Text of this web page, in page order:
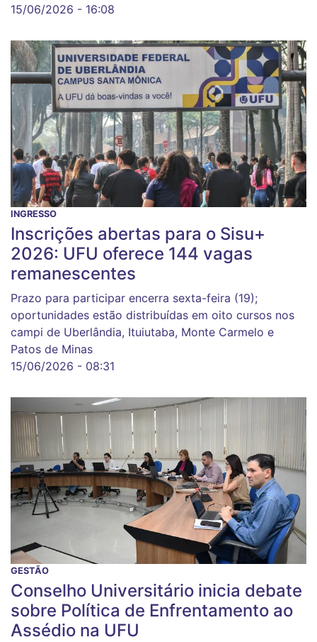
15/06/2026 - 16:08
INGRESSO
Inscrições abertas para o Sisu+
2026: UFU oferece 144 vagas
remanescentes
Prazo para participar encerra sexta-feira (19);
oportunidades estão distribuídas em oito cursos nos
campi de Uberlândia, Ituiutaba, Monte Carmelo e
Patos de Minas
15/06/2026 - 08:31
GESTÃO
Conselho Universitário inicia debate
sobre Política de Enfrentamento ao
Assédio na UFU